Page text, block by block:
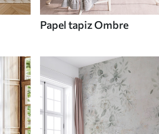
Papel tapiz Ombre